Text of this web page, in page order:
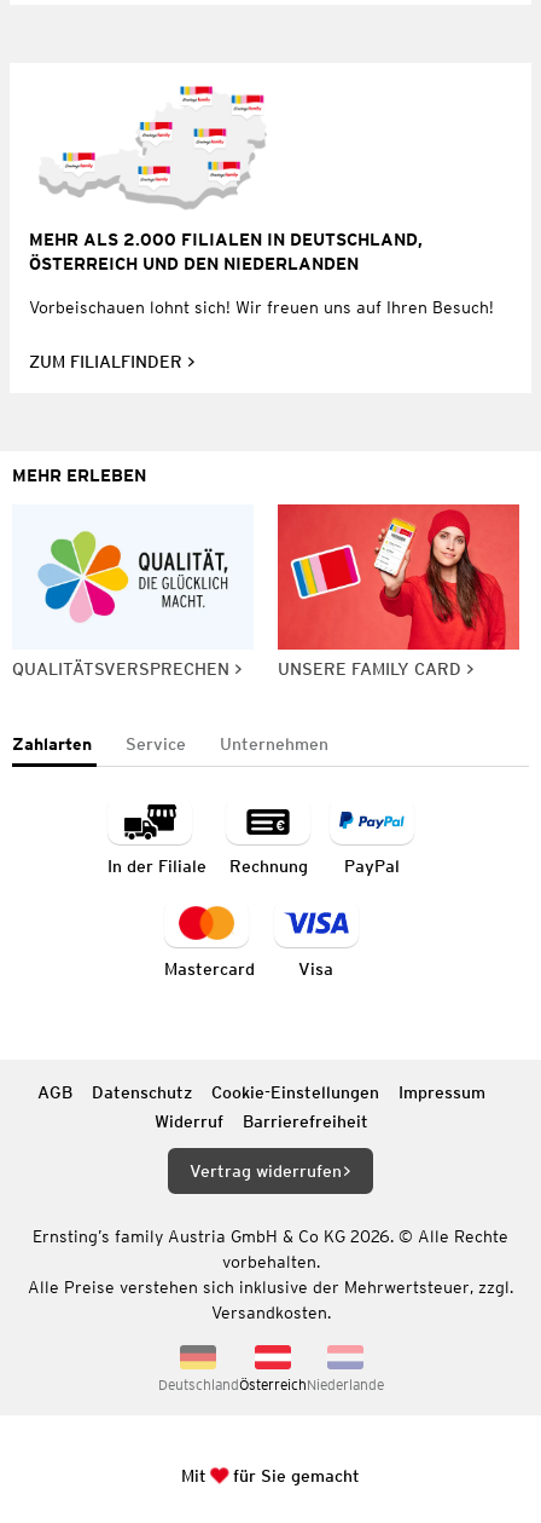
MEHR ALS 2.000 FILIALEN IN DEUTSCHLAND,
ÖSTERREICH UND DEN NIEDERLANDEN
Vorbeischauen lohnt sich! Wir freuen uns auf Ihren Besuch!
ZUM FILIALFINDER
MEHR ERLEBEN
QUALITÄTSVERSPRECHEN UNSERE FAMILY CARD
Zahlarten Service Unternehmen
In der Filiale Rechnung PayPal
Mastercard Visa
AGB Datenschutz Cookie-Einstellungen
Impressum
Widerruf
Barrierefreiheit
Vertrag widerrufen
Ernsting’s family Austria GmbH & Co KG 2026. © Alle Rechte
vorbehalten.
Alle Preise verstehen sich inklusive der Mehrwertsteuer, zzgl.
Versandkosten.
DeutschlandÖsterreichNiederlande
Mit für Sie gemacht